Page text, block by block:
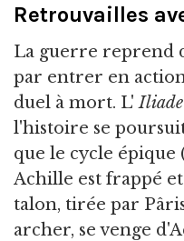
Retrouvailles
La guerre reprend
par entrer en
duel à mort. L' Iliade
l'histoire se
que le cycle épique
Achille est frappé
talon, tirée par
archer, se venge